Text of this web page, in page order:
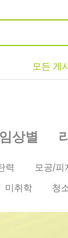
모든 게
EGF/FGF/
콜라겐
히알루론산
임상별
력 모공/피
미취학 청